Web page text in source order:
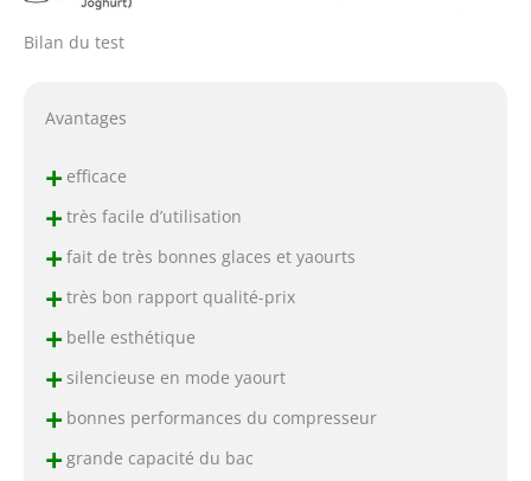
Bilan du test
Avantages
+efficace
+très facile d’utilisation
+fait de très bonnes glaces et yaourts
+très bon rapport qualité-prix
+belle esthétique
+silencieuse en mode yaourt
+bonnes performances du compresseur
+grande capacité du bac